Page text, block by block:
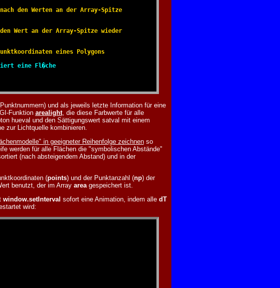
den Werten an der Array-Spitze
Wert an der Array-Spitze wieder
eines Polygons
eine Fl�che
und als jeweils letzte Information für eine
Funktion arealight, die diese Farbwerte für alle
hueval und den Sättigungswert satval mit einem
zur Lichtquelle kombinieren.
in geeigneter Reihenfolge zeichnenso
werden für alle Flächen die "symbolischen Abstände"
(nach absteigendem Abstand) und in der
(points) und der Punktanzahl (np) der
benutzt, der im Array areagespeichert ist.
window.setInterval sofort eine Animation, indem alle dT
wird: